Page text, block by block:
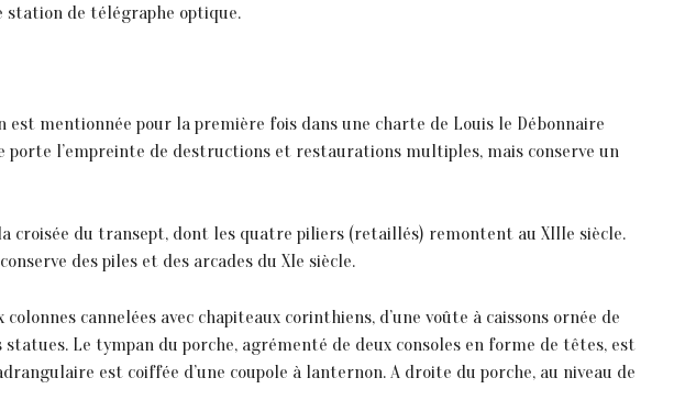
station de télégraphe optique.
mentionnée pour la première fois dans une charte de Louis le Débonnaire
porte l’empreinte de destructions et restaurations multiples, mais conserve un
croisée du transept, dont les quatre piliers (retaillés) remontent au XIIIe siècle.
des piles et des arcades du XIe siècle.
cannelées avec chapiteaux corinthiens, d’une voûte à caissons ornée de
Le tympan du porche, agrémenté de deux consoles en forme de têtes, est
est coiffée d’une coupole à lanternon. A droite du porche, au niveau de